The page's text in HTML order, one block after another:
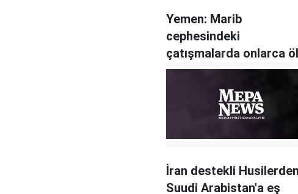
Yemen: Marib
cephesindeki
çatışmalarda onlarca
var
İran destekli Husilerden
Suudi Arabistan'a eş